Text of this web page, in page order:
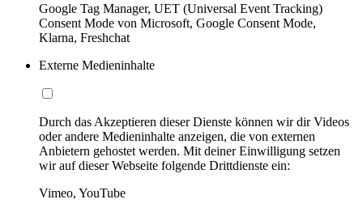
Google Tag Manager, UET (Universal Event Tracking)
Consent Mode von Microsoft, Google Consent Mode,
Klarna, Freshchat
Externe Medieninhalte
Durch das Akzeptieren dieser Dienste können wir dir Videos
oder andere Medieninhalte anzeigen, die von externen
Anbietern gehostet werden. Mit deiner Einwilligung setzen
wir auf dieser Webseite folgende Drittdienste ein:
Vimeo, YouTube